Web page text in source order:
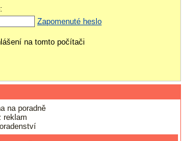
Zapomenuté heslo
na tomto počítači
na poradně
reklam